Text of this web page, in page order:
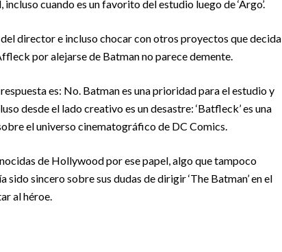
cuando es un favorito del estudio luego de ‘Argo’.
director e incluso chocar con otros proyectos que decida
por alejarse de Batman no parece demente.
es: No. Batman es una prioridad para el estudio y
desde el lado creativo es un desastre: ‘Batfleck’ es una
el universo cinematográfico de DC Comics.
de Hollywood por ese papel, algo que tampoco
sincero sobre sus dudas de dirigir ‘The Batman’ en el
al héroe.